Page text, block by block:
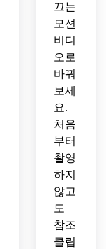
끄는
모션
비디
오로
바꿔
보세
요.
처음
부터
촬영
하지
않고
도
참조
클립